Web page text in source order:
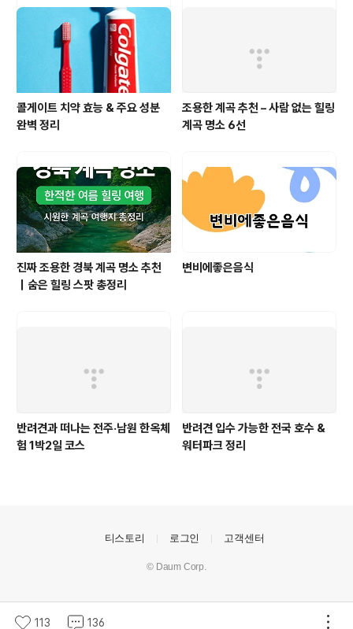
콜게이트 치약 효능 & 주요 성분
완벽 정리
조용한 계곡 추천 – 사람 없는 힐링
계곡 명소 6선
진짜 조용한 경북 계곡 명소 추천
｜숨은 힐링 스팟 총정리
변비에좋은음식
반려견과 떠나는 전주·남원 한옥체
험 1박2일 코스
반려견 입수 가능한 전국 호수 &
워터파크 정리
113 136
티스토리 로그인 고객센터
© Daum Corp.